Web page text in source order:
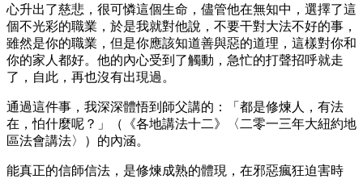
心升出了慈悲，很可憐這個生命，儘管他在無知中，選擇了這
個不光彩的職業，於是我就對他說，不要干對大法不好的事，
雖然是你的職業，但是你應該知道善與惡的道理，這樣對你和
你的家人都好。他的內心受到了觸動，急忙的打聲招呼就走
了，自此，再也沒有出現過。
通過這件事，我深深體悟到師父講的：「都是修煉人，有法
在，怕什麼呢？」（《各地講法十二》〈二零一三年大紐約地
區法會講法〉）的內涵。
能真正的信師信法，是修煉成熟的體現，在邪惡瘋狂迫害時